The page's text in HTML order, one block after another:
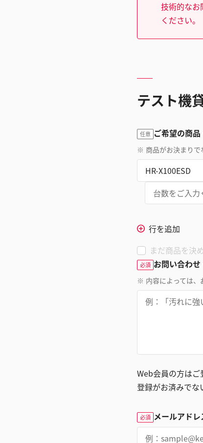
技術的なお
ください。
テスト機
任意 ご希望の商
※ 商品がお決まりで
行を追加
まだ商品を決
必須 お問い合わ
※ 内容によっては、
Web会員の方はご
登録がお済みでな
必須 メールアドレ